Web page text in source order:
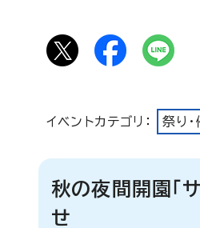
イベントカテゴリ： 祭り・
秋の夜間開園「
せ